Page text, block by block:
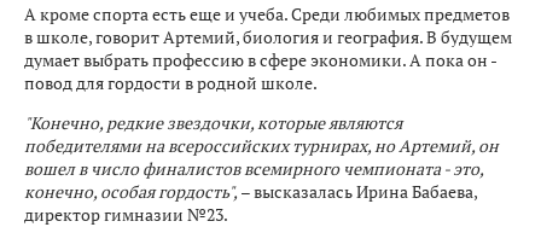
А кроме спорта есть еще и учеба. Среди любимых предметов
в школе, говорит Артемий, биология и география. В будущем
думает выбрать профессию в сфере экономики. А пока он -
повод для гордости в родной школе.
"Конечно, редкие звездочки, которые являются
победителями на всероссийских турнирах, но Артемий, он
вошел в число финалистов всемирного чемпионата - это,
конечно, особая гордость", – высказалась Ирина Бабаева,
директор гимназии №23.